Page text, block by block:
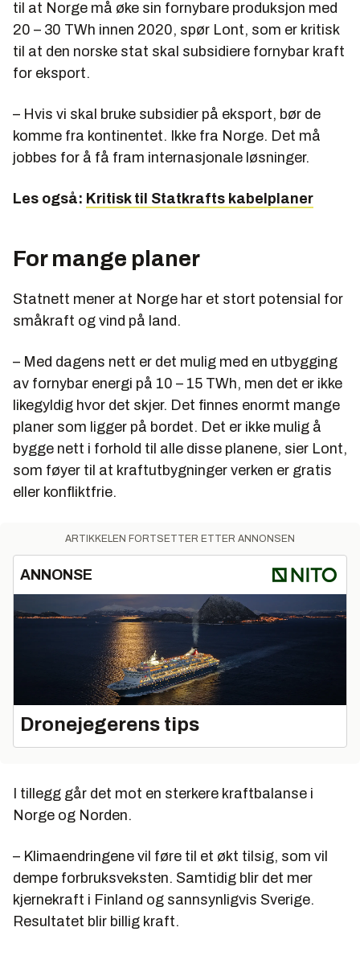
til at Norge må øke sin fornybare produksjon med
20 – 30 TWh innen 2020, spør Lont, som er kritisk
til at den norske stat skal subsidiere fornybar kraft
for eksport.
– Hvis vi skal bruke subsidier på eksport, bør de
komme fra kontinentet. Ikke fra Norge. Det må
jobbes for å få fram internasjonale løsninger.
Les også: Kritisk til Statkrafts kabelplaner
For mange planer
Statnett mener at Norge har et stort potensial for
småkraft og vind på land.
– Med dagens nett er det mulig med en utbygging
av fornybar energi på 10 – 15 TWh, men det er ikke
likegyldig hvor det skjer. Det finnes enormt mange
planer som ligger på bordet. Det er ikke mulig å
bygge nett i forhold til alle disse planene, sier Lont,
som føyer til at kraftutbygninger verken er gratis
eller konfliktfrie.
ARTIKKELEN FORTSETTER ETTER ANNONSEN
ANNONSE
Dronejegerens tips
I tillegg går det mot en sterkere kraftbalanse i
Norge og Norden.
– Klimaendringene vil føre til et økt tilsig, som vil
dempe forbruksveksten. Samtidig blir det mer
kjernekraft i Finland og sannsynligvis Sverige.
Resultatet blir billig kraft.